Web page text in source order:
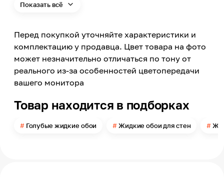
Номер цвета
056
Поверхность
Гладкая
Типы помещений
Сухие помещения
Поверхность применения
Стена
Показать всё
Перед покупкой уточняйте характеристики и
комплектацию у продавца. Цвет товара на фото
может незначительно отличаться по тону от
реального из-за особенностей цветопередачи
вашего монитора
Товар находится в подборках
Голубые жидкие обои Жидкие обои для стен